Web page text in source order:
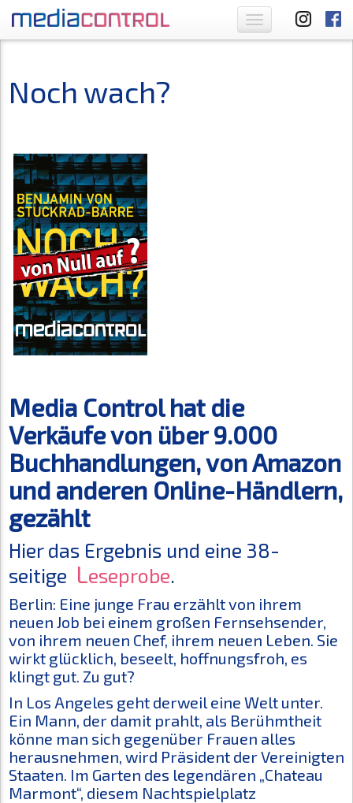
Toggle
navigation
Noch wach?
Media Control hat die
Verkäufe von über 9.000
Buchhandlungen, von Amazon
und anderen Online-Händlern,
gezählt
Hier das Ergebnis und eine 38-
seitige Leseprobe.
Berlin: Eine junge Frau erzählt von ihrem
neuen Job bei einem großen Fernsehsender,
von ihrem neuen Chef, ihrem neuen Leben. Sie
wirkt glücklich, beseelt, hoffnungsfroh, es
klingt gut. Zu gut?
In Los Angeles geht derweil eine Welt unter.
Ein Mann, der damit prahlt, als Berühmtheit
könne man sich gegenüber Frauen alles
herausnehmen, wird Präsident der Vereinigten
Staaten. Im Garten des legendären „Chateau
Marmont“, diesem Nachtspielplatz